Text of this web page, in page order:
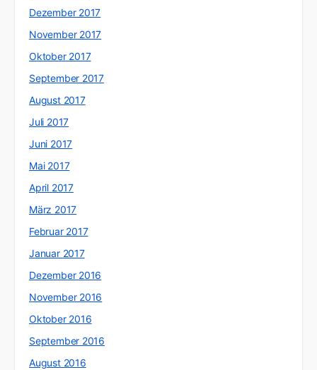
Dezember 2017
November 2017
Oktober 2017
September 2017
August 2017
Juli 2017
Juni 2017
Mai 2017
April 2017
März 2017
Februar 2017
Januar 2017
Dezember 2016
November 2016
Oktober 2016
September 2016
August 2016